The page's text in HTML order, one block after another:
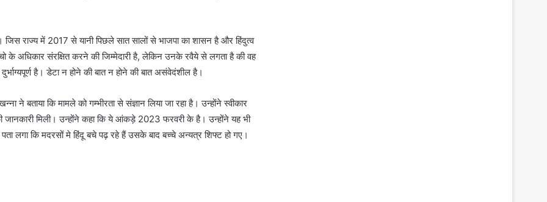
राज्य में 2017 से यानी पिछले सात सालों से भाजपा का शासन है और हिंदुत्व
के अधिकार संरक्षित करने की जिम्मेदारी है, लेकिन उनके रवैये से लगता है की वह
है। डेटा न होने की बात न होने की बात असंवेदंशील है।
ने बताया कि मामले को गम्भीरता से संज्ञान लिया जा रहा है। उन्होंने स्वीकार
जानकारी मिली। उन्होंने कहा कि ये आंकड़े 2023 फरवरी के है। उन्होंने यह भी
लगा कि मदरसों मे हिंदू बचे पढ़ रहे हैं उसके बाद बच्चे अन्यत्र शिफ्ट हो गए।